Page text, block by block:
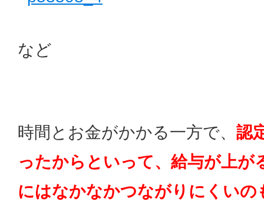
など
時間とお金がかかる一方で、 認
ったからといって、給与が上が
にはなかなかつながりにくいの